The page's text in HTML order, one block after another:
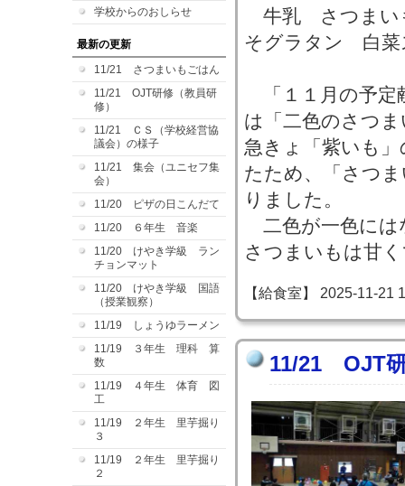
学校からのおしらせ
最新の更新
11/21 さつまいもごはん
11/21 OJT研修（教員研
修）
11/21 ＣＳ（学校経営協
議会）の様子
11/21 集会（ユニセフ集
会）
11/20 ピザの日こんだて
11/20 ６年生 音楽
11/20 けやき学級 ラン
チョンマット
11/20 けやき学級 国語
（授業観察）
11/19 しょうゆラーメン
11/19 ３年生 理科 算
数
11/19 ４年生 体育 図
工
11/19 ２年生 里芋掘り
３
11/19 ２年生 里芋掘り
２
牛乳 さつまい
そグラタン 白菜
「１１月の予定
は「二色のさつ
急きょ「紫いも
たため、「さつ
りました。
二色が一色には
さつまいもは甘
【給食室】 2025-11-21
11/21 OJT